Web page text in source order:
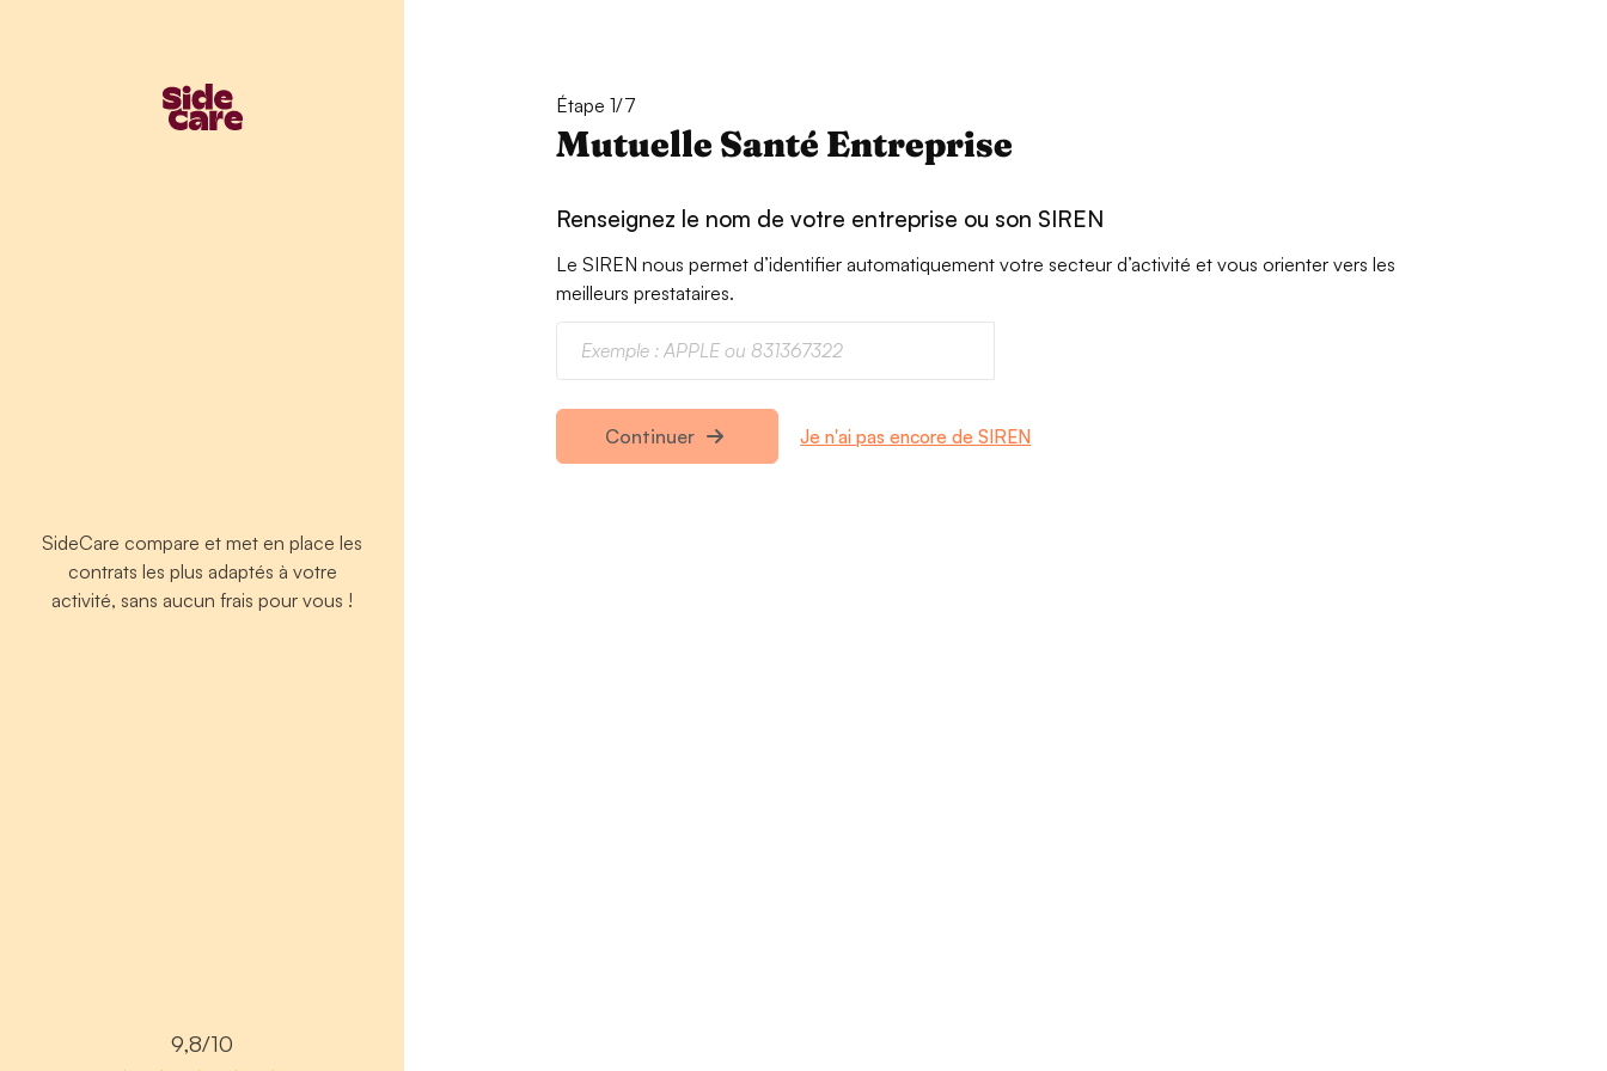
SideCare compare et met en place les
contrats les plus adaptés à votre
activité, sans aucun frais pour vous !
9,8/10
Étape 1/7
Mutuelle Santé Entreprise
Renseignez le nom de votre entreprise ou son SIREN
Le SIREN nous permet d’identifier automatiquement votre secteur d’activité et vous orienter vers les
meilleurs prestataires.
Continuer Je n'ai pas encore de SIREN